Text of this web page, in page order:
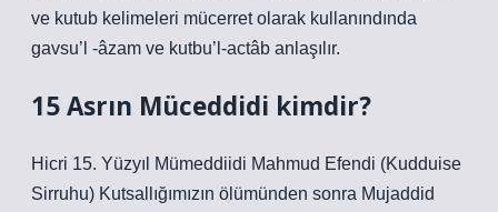
ve kutub kelimeleri mücerret olarak kullanındında
gavsu’l -âzam ve kutbu’l-actâb anlaşılır.
15 Asrın Müceddidi kimdir?
Hicri 15. Yüzyıl Mümeddiidi Mahmud Efendi (Kudduise
Sirruhu) Kutsallığımızın ölümünden sonra Mujaddid